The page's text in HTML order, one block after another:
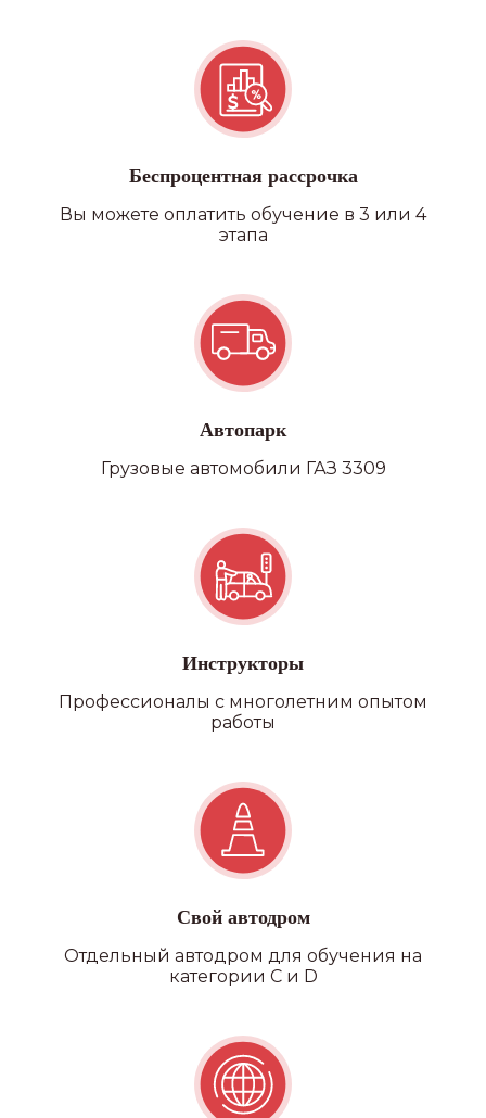
Беспроцентная рассрочка
Вы можете оплатить обучение в 3 или 4
этапа
Автопарк
Грузовые автомобили ГАЗ 3309
Инструкторы
Профессионалы с многолетним опытом
работы
Свой автодром
Отдельный автодром для обучения на
категории C и D
Квадроцикл/снегоход
Наши